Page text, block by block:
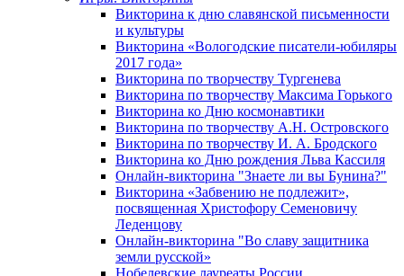
Викторина к дню славянской письменности
и культуры
Викторина «Вологодские писатели-юбиляры
2017 года»
Викторина по творчеству Тургенева
Викторина по творчеству Максима Горького
Викторина ко Дню космонавтики
Викторина по творчеству А.Н. Островского
Викторина по творчеству И. А. Бродского
Викторина ко Дню рождения Льва Кассиля
Онлайн-викторина "Знаете ли вы Бунина?"
Викторина «Забвению не подлежит»,
посвященная Христофору Семеновичу
Леденцову
Онлайн-викторина "Во славу защитника
земли русской»
Нобелевские лауреаты России